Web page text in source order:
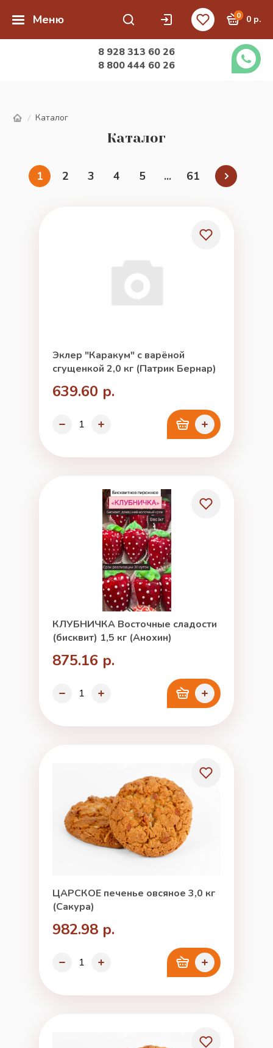
Меню 0 0 р.
8 928 313 60 26
8 800 444 60 26
/ Каталог
Каталог
1 2 3 4 5 ... 61
Эклер "Каракум" с варёной
сгущенкой 2,0 кг (Патрик Бернар)
639.60 р.
КЛУБНИЧКА Восточные сладости
(бисквит) 1,5 кг (Анохин)
875.16 р.
ЦАРСКОЕ печенье овсяное 3,0 кг
(Сакура)
982.98 р.